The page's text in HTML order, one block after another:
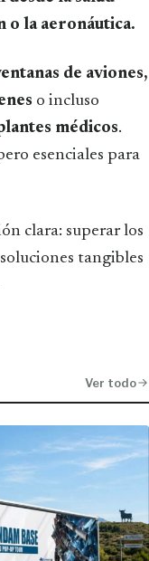
o la aeronáutica.
de aviones,
o incluso
médicos.
esenciales para
clara: superar los
tangibles
Ver todo